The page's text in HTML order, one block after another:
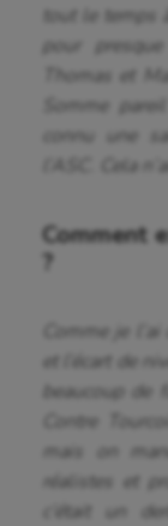
tout le temps
pour
Thomas et
Somme
connu une
l’ASC. Cela
Comment
?
Comme je
et l’écart de
beaucoup de
Contre
mais on
réalistes et
c’était un